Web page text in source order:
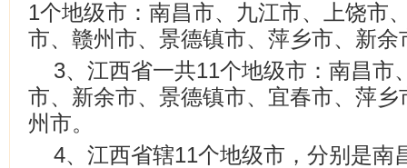
1个地级市：南昌市、九江市、上饶市
市、赣州市、景德镇市、萍乡市、新余
3、江西省一共11个地级市：南昌市
市、新余市、景德镇市、宜春市、萍
州市。
4、江西省辖11个地级市，分别是南